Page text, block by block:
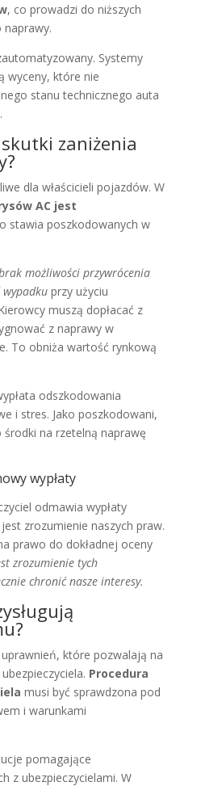
, co prowadzi do niższych
naprawy.
Systemy
wyceny, które nie
stanu technicznego auta
zaniżenia
dla właścicieli pojazdów. W
AC jest
stawia poszkodowanych w
możliwości przywrócenia
przy użyciu
muszą dopłacać z
z naprawy w
To obniża wartość rynkową
odszkodowania
i stres. Jako poszkodowani,
na rzetelną naprawę
wypłaty
odmawia wypłaty
zrozumienie naszych praw.
prawo do dokładnej oceny
zrozumienie tych
chronić nasze interesy.
które pozwalają na
Procedura
musi być sprawdzona pod
i warunkami
pomagające
z ubezpieczycielami. W